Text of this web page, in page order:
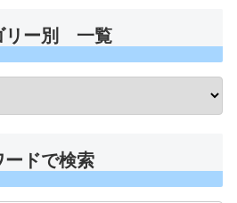
リー別 一覧
ードで検索